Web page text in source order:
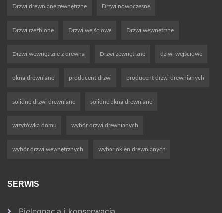
Drzwi drewniane zewnętrzne Drzwi nowoczesne
Drzwi rzeźbione Drzwi wejściowe Drzwi wewnętrzne
Drzwi wewnętrzne z drewna Drzwi zewnętrzne dzrwi wejściowe
okna drewniane producent drzwi producent drzwi drewnianych
solidne drzwi drewniane solidne okna drewniane
wizytówka domu wybór drzwi drewnianych
wybór drzwi wewnętrznych wybór okien drewnianych
SERWIS